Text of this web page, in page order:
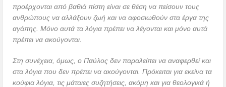
προέρχονται από βαθιά πίστη είναι σε θέση να πείσουν τους
ανθρώπους να αλλάξουν ζωή και να αφοσιωθούν στα έργα της
αγάπης. Μόνο αυτά τα λόγια πρέπει να λέγονται και μόνο αυτά
πρέπει να ακούγονται.
Στη συνέχεια, όμως, ο Παύλος δεν παραλείπει να αναφερθεί και
στα λόγια που δεν πρέπει να ακούγονται. Πρόκειται για εκείνα τα
κούφια λόγια, τις μάταιες συζητήσεις, ακόμη και για θεολογικά ή